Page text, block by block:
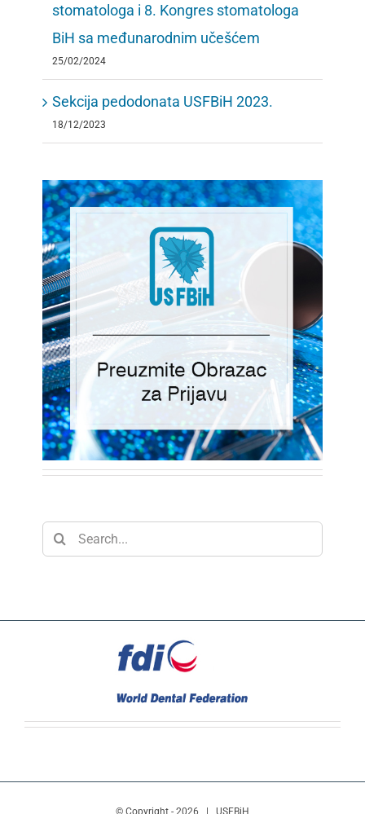
stomatologa i 8. Kongres stomatologa
BiH sa međunarodnim učešćem
25/02/2024
Sekcija pedodonata USFBiH 2023.
18/12/2023
Search
for:
© Copyright - 2026 | USFBiH